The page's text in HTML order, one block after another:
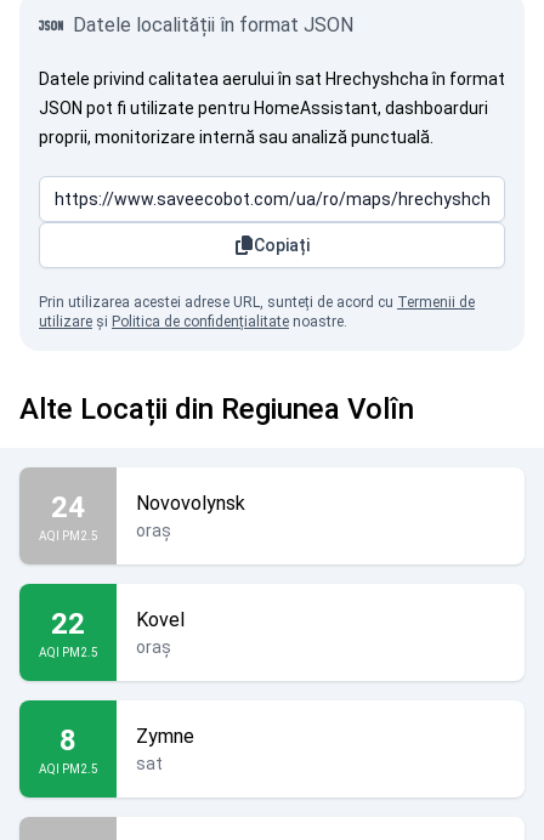
Datele localității în format JSON
Datele privind calitatea aerului în sat Hrechyshcha în format
JSON pot fi utilizate pentru HomeAssistant, dashboarduri
proprii, monitorizare internă sau analiză punctuală.
Copiați
Prin utilizarea acestei adrese URL, sunteți de acord cu Termenii de
utilizare și Politica de confidențialitate noastre.
Alte Locații din Regiunea Volîn
24
AQI PM2.5
Novovolynsk
oraș
22
AQI PM2.5
Kovel
oraș
8
AQI PM2.5
Zymne
sat